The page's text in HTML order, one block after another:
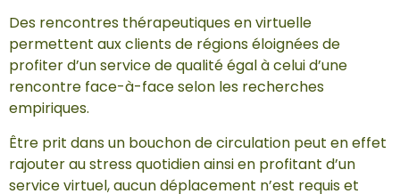
Des rencontres thérapeutiques en virtuelle
permettent aux clients de régions éloignées de
profiter d’un service de qualité égal à celui d’une
rencontre face-à-face selon les recherches
empiriques.
Être prit dans un bouchon de circulation peut en effet
rajouter au stress quotidien ainsi en profitant d’un
service virtuel, aucun déplacement n’est requis et